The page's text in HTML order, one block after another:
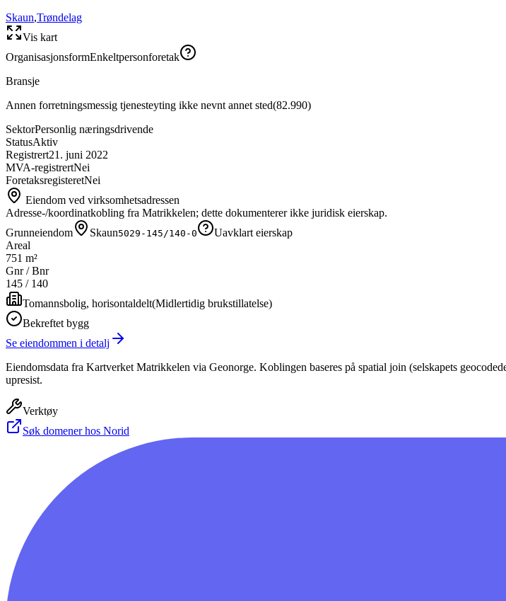
Skaun,Trøndelag
Vis kart
OrganisasjonsformEnkeltpersonforetak
Bransje
Annen forretningsmessig tjenesteyting ikke nevnt annet sted(82.990)
SektorPersonlig næringsdrivende
StatusAktiv
Registrert21. juni 2022
MVA-registrertNei
ForetaksregisteretNei
Eiendom ved virksomhetsadressen
Adresse-/koordinatkobling fra Matrikkelen; dette dokumenterer ikke juridisk eierskap.
Grunneiendom
Skaun5029-145/140-0
Uavklart eierskap
Areal
751 m²
Gnr / Bnr
145 / 140
Tomannsbolig, horisontaldelt(Midlertidig brukstillatelse)
Bekreftet bygg
Se eiendommen i detalj
Eiendomsdata fra Kartverket Matrikkelen via Geonorge. Koblingen baseres på spatial join (selskapets
upresist.
Verktøy
Søk domener hos Norid